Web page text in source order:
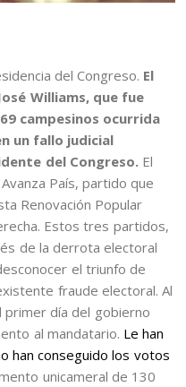
del Congreso. El
Williams, que fue
campesinos ocurrida
un fallo judicial
del Congreso. El
País, partido que
Renovación Popular
Estos tres partidos,
de la derrota electoral
el triunfo de
fraude electoral. Al
día del gobierno
al mandatario. Le han
han conseguido los votos
unicameral de 130